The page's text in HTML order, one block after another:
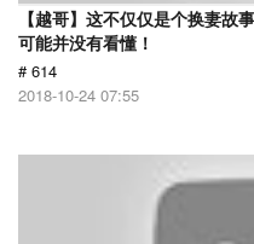
【越哥】这不仅仅是个换妻故
可能并没有看懂！
# 614
2018-10-24 07:55